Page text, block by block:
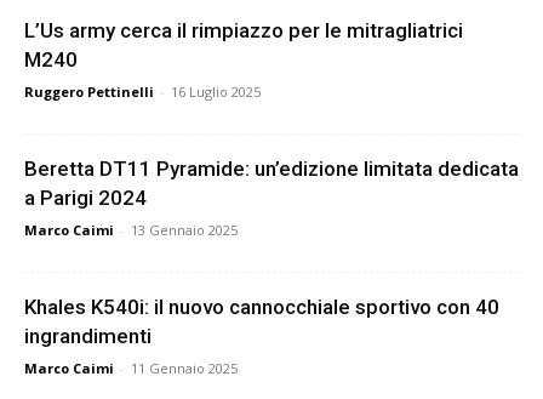
L’Us army cerca il rimpiazzo per le mitragliatrici
M240
Ruggero Pettinelli - 16 Luglio 2025
Beretta DT11 Pyramide: un’edizione limitata dedicata
a Parigi 2024
Marco Caimi - 13 Gennaio 2025
Khales K540i: il nuovo cannocchiale sportivo con 40
ingrandimenti
Marco Caimi - 11 Gennaio 2025